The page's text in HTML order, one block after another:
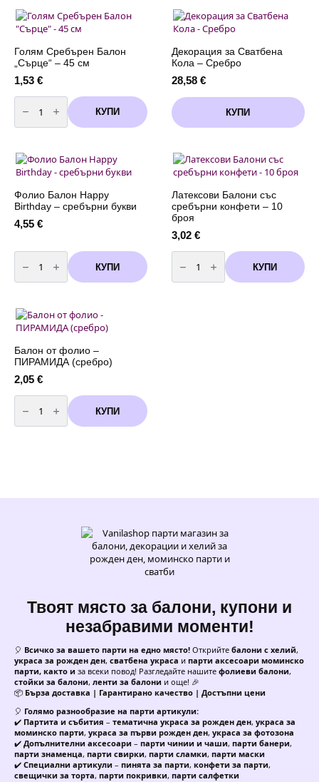
см
-
5
Ден"
-
сребро
Голям Сребърен Балон
„Сърце“ – 45 см
1,53 €
количество
за
Голям
Сребърен
-
45
см
КУПИ
Декорация за Сватбена
Кола – Сребро
28,58 €
КУПИ
Фолио Балон Happy
Birthday – сребърни букви
4,55 €
количество
за
Фолио
Балон
-
сребърни
букви
КУПИ
Латексови Балони със
сребърни конфети – 10
броя
3,02 €
количество
за
Латексови
Балони
КУПИ
Балон от фолио –
ПИРАМИДА (сребро)
2,05 €
количество
за
Балон
от
КУПИ
Твоят място за балони, купони и
незабравими моменти!
🎈 Всичко за вашето парти на едно място! Открийте балони с хелий,
украса за рожден ден, сватбена украса и парти аксесоари моминско
парти, както и за всеки повод! Разгледайте нашите фолиеви балони,
стойки за балони, ленти за балони и още! 🎉
📦 Бърза доставка | Гарантирано качество | Достъпни цени
🎈 Голямо разнообразие на парти артикули:
✔️ Партита и събития – тематична украса за рожден ден, украса за
моминско парти, украса за първи рожден ден, украса за фотозона
✔️ Допълнителни аксесоари – парти чинии и чаши, парти банери,
парти знаменца, парти свирки, парти сламки, парти маски
✔️ Специални артикули – пинята за парти, конфети за парти,
свещички за торта, парти покривки, парти салфетки